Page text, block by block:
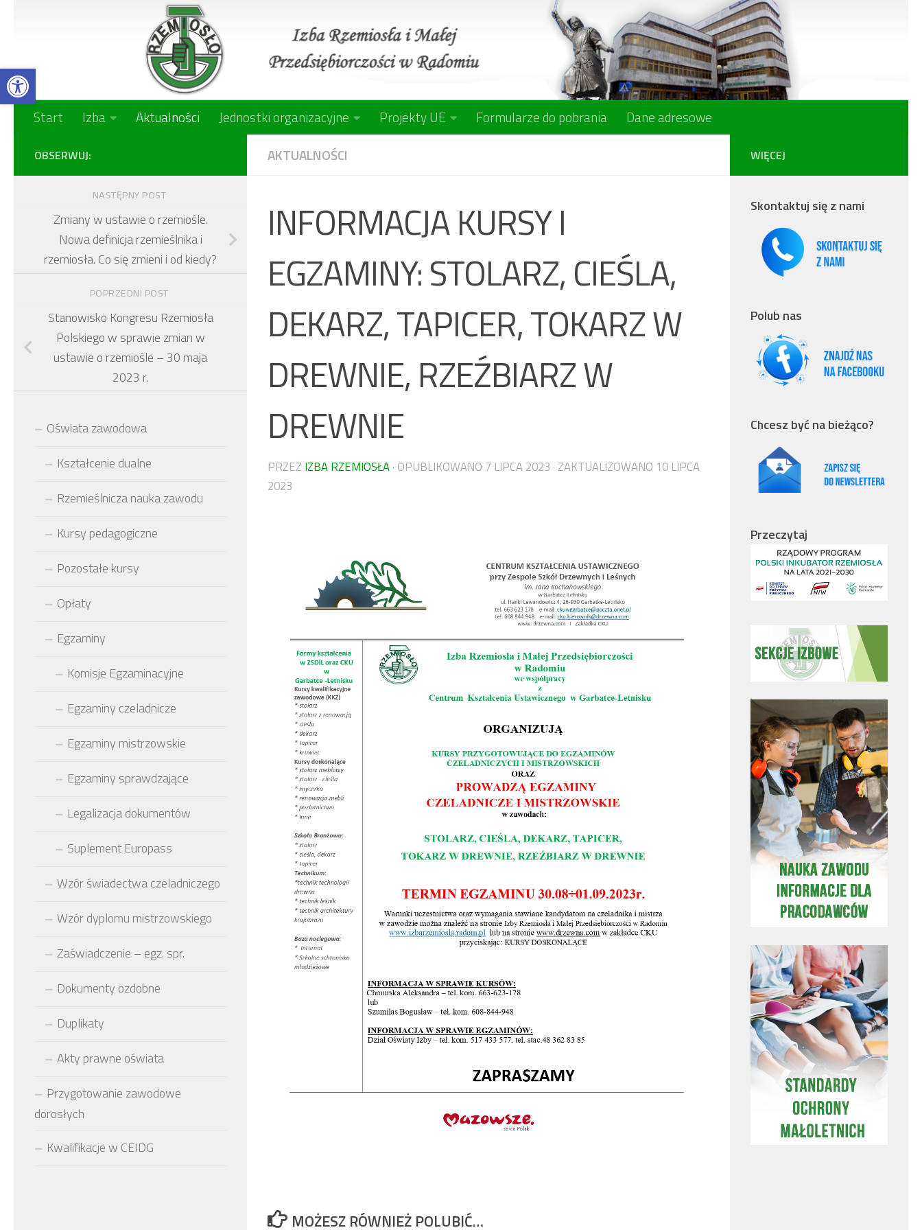
Open toolbar
Start Izba Aktualności Jednostki organizacyjne Projekty UE Formularze do pobrania
Dane adresowe
AKTUALNOŚCI
INFORMACJA KURSY I
EGZAMINY: STOLARZ, CIEŚLA,
DEKARZ, TAPICER, TOKARZ W
DREWNIE, RZEŹBIARZ W
DREWNIE
PRZEZ IZBA RZEMIOSŁA · OPUBLIKOWANO 7 LIPCA 2023 · ZAKTUALIZOWANO 10 LIPCA
2023
MOŻESZ RÓWNIEŻ POLUBIĆ…
OBSERWUJ:
NASTĘPNY POST
Zmiany w ustawie o rzemiośle.
Nowa definicja rzemieślnika i
rzemiosła. Co się zmieni i od kiedy?
POPRZEDNI POST
Stanowisko Kongresu Rzemiosła
Polskiego w sprawie zmian w
ustawie o rzemiośle – 30 maja
2023 r.
Oświata zawodowa
Kształcenie dualne
Rzemieślnicza nauka zawodu
Kursy pedagogiczne
Pozostałe kursy
Opłaty
Egzaminy
Komisje Egzaminacyjne
Egzaminy czeladnicze
Egzaminy mistrzowskie
Egzaminy sprawdzające
Legalizacja dokumentów
Suplement Europass
Wzór świadectwa czeladniczego
Wzór dyplomu mistrzowskiego
Zaświadczenie – egz. spr.
Dokumenty ozdobne
Duplikaty
Akty prawne oświata
Przygotowanie zawodowe
dorosłych
Kwalifikacje w CEIDG
WIĘCEJ
Skontaktuj się z nami
Polub nas
Chcesz być na bieżąco?
Przeczytaj